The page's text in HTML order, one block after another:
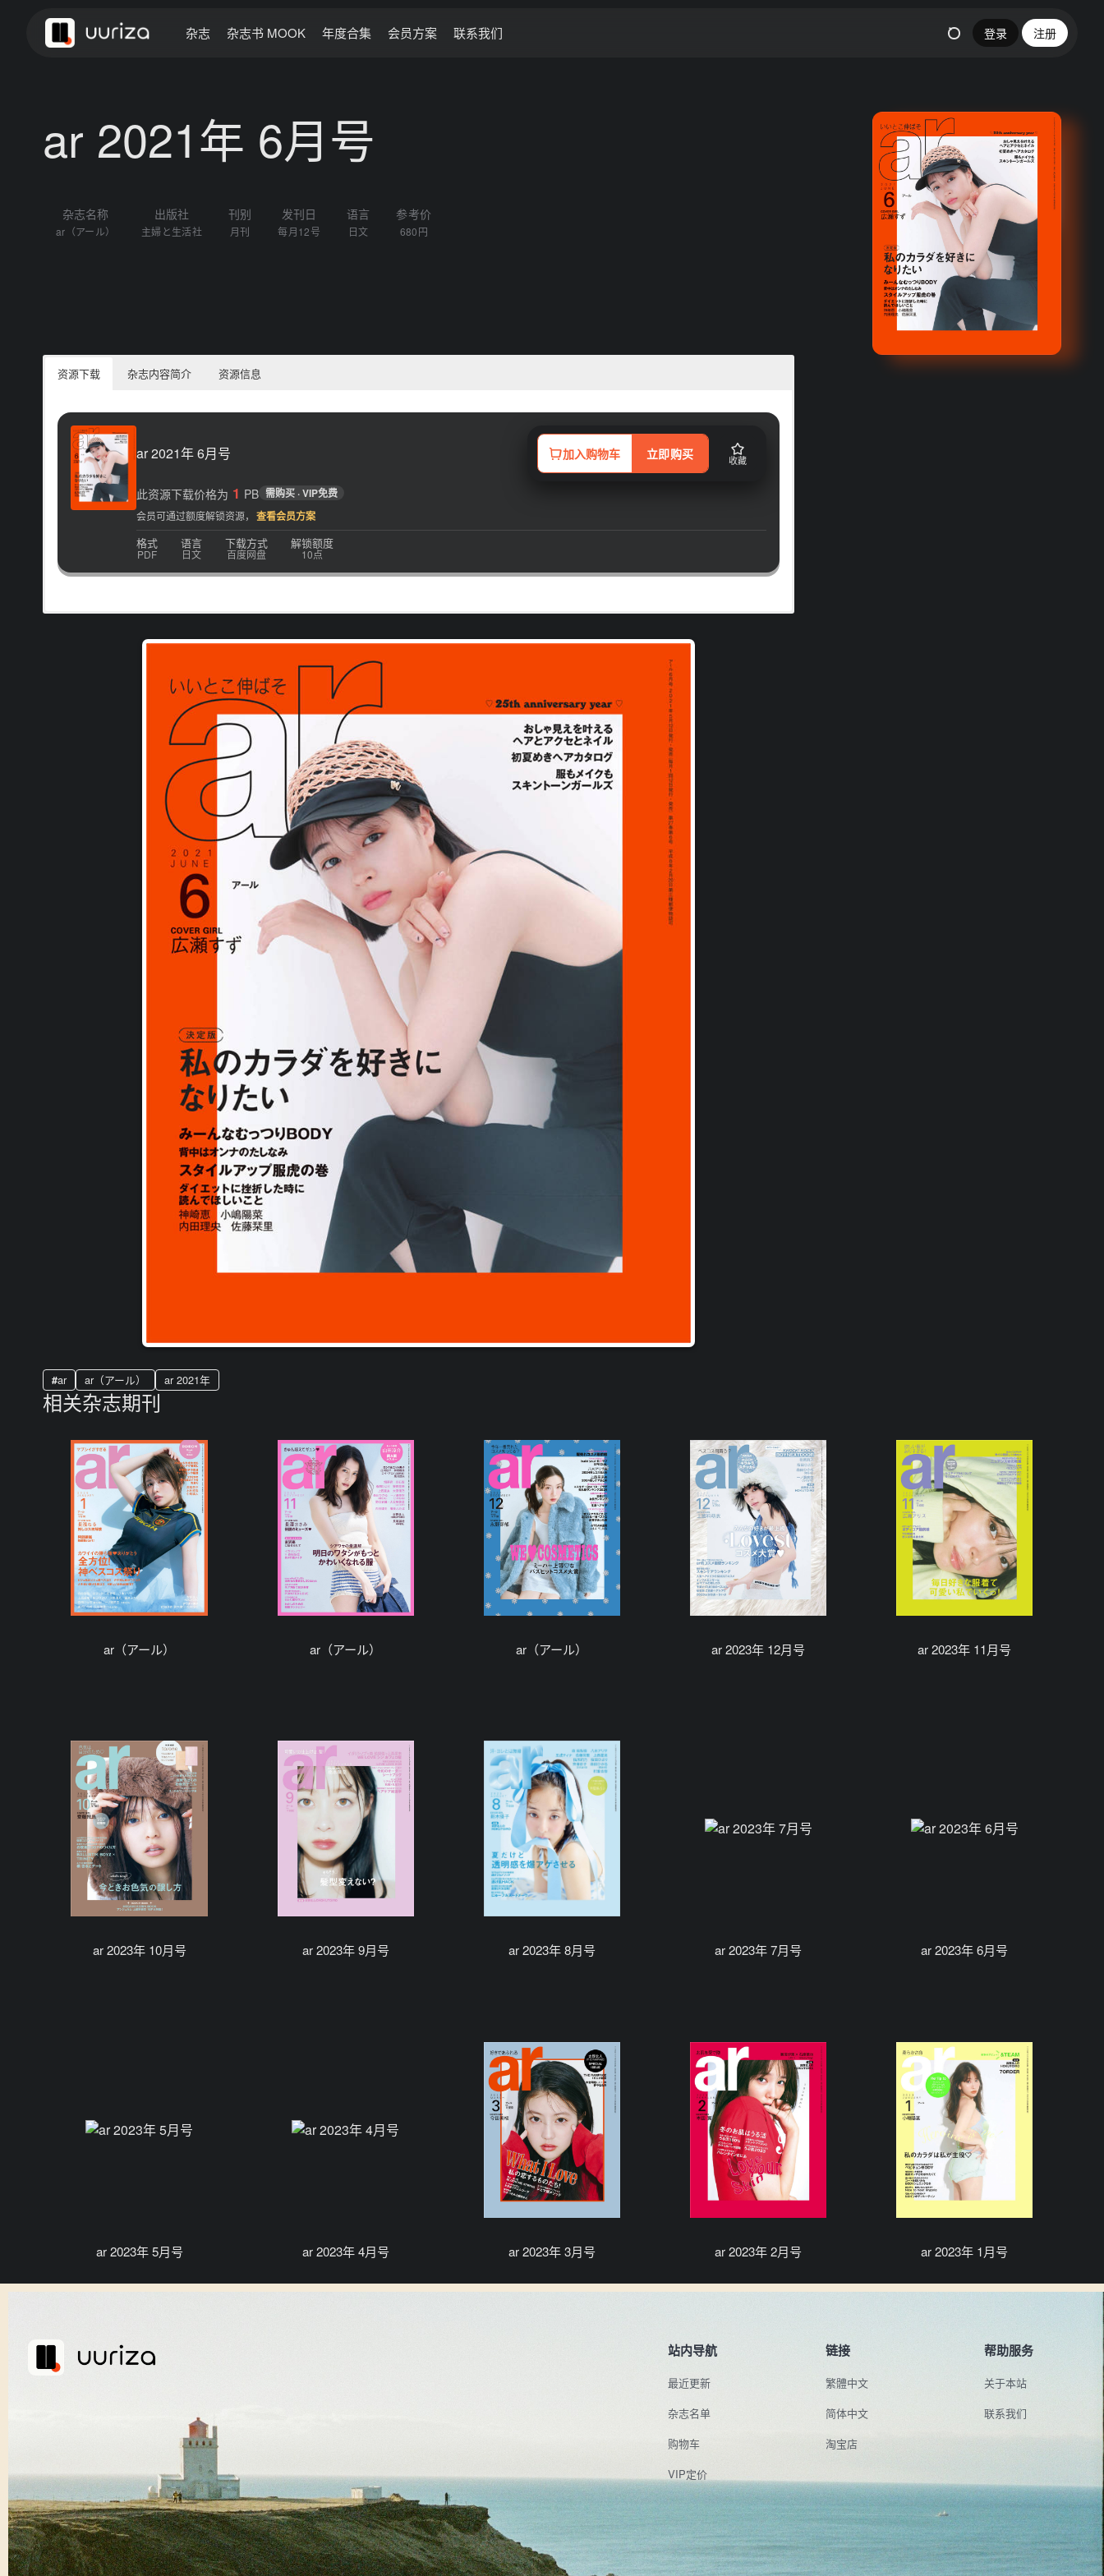
杂志 杂志书 MOOK 年度合集 会员方案 联系我们 登录 注册
ar 2021年 6月号
杂志名称
ar（アール）
出版社
主婦と生活社
刊别
月刊
发刊日
每月12号
语言
日文
参考价
680円
资源下载 杂志内容简介 资源信息
ar 2021年 6月号 加入购物车 立即购买 收藏
此资源下载价格为 1 PB 需购买 · VIP免费
会员可通过额度解锁资源， 查看会员方案
格式
PDF
语言
日文
下载方式
百度网盘
解锁额度
10点
属于我的最佳发妆造型，每次剪头发都在烦恼要设计什么样的发妆造型吗？本杂志针对女性的发妆造型做最佳改造计画，一本真正能够让自己变漂亮的美
还提供女性轻松利用几分钟自我DIY打造最俏丽的时尚魔「发」，让您无论是外出工作、约会谈心、或是出席各种正式场合，都能以时下最亮眼的发型与
电子版日本杂志，PDF 格式，通过百度网盘下载。
ar ar（アール） ar 2021年
相关杂志期刊
ar（アール） ar（アール） ar（アール） ar 2023年 12月号 ar 2023年 11月号
ar 2023年 10月号 ar 2023年 9月号 ar 2023年 8月号 ar 2023年 7月号 ar 2023年 6月号
ar 2023年 5月号 ar 2023年 4月号 ar 2023年 3月号 ar 2023年 2月号 ar 2023年 1月号
站内导航
最近更新
杂志名单
购物车
VIP定价
链接
繁體中文
简体中文
淘宝店
帮助服务
关于本站
联系我们